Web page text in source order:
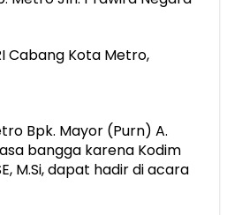
Cabang Kota Metro,
Bpk. Mayor (Purn) A.
bangga karena Kodim
M.Si, dapat hadir di acara